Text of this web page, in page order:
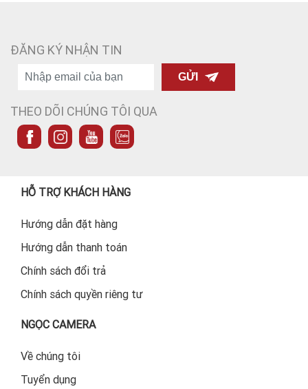
ĐĂNG KÝ NHẬN TIN
GỬI
THEO DÕI CHÚNG TÔI QUA
HỖ TRỢ KHÁCH HÀNG
Hướng dẫn đặt hàng
Hướng dẫn thanh toán
Chính sách đổi trả
Chính sách quyền riêng tư
NGỌC CAMERA
Về chúng tôi
Tuyển dụng